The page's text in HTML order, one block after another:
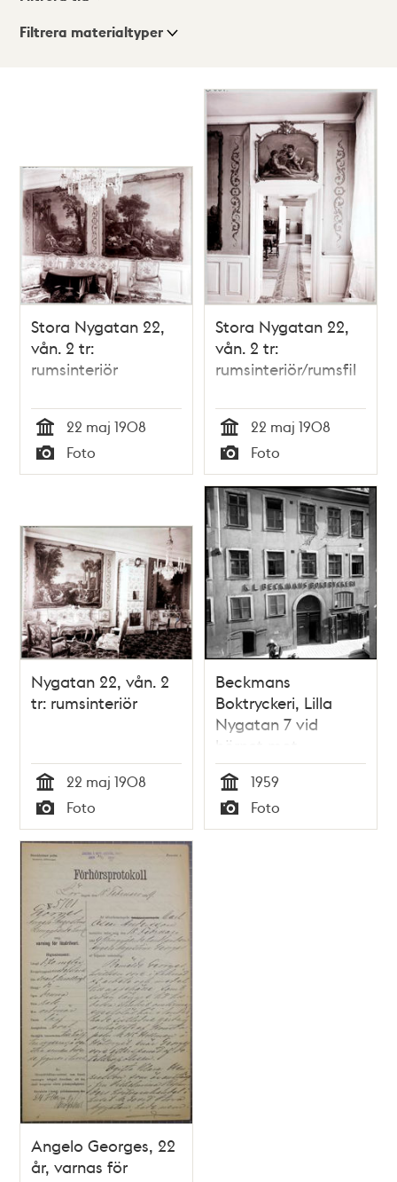
Visningsläge
Filtrera materialtyper
Stora Nygatan 22,
vån. 2 tr:
rumsinteriör
Tid
22 maj 1908
Typ
Foto
Stora Nygatan 22,
vån. 2 tr:
rumsinteriör/rumsfil
Tid
22 maj 1908
Typ
Foto
Nygatan 22, vån. 2
tr: rumsinteriör
Tid
22 maj 1908
Typ
Foto
Beckmans
Boktryckeri, Lilla
Nygatan 7 vid
hörnet mot
Yxsmedsgränd.
Tid
1959
Typ
Foto
Angelo Georges, 22
år, varnas för